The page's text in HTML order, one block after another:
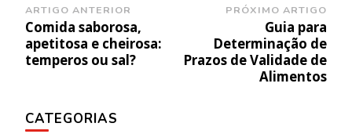
Navegação
de
post
ARTIGO ANTERIOR
Comida saborosa,
apetitosa e cheirosa:
temperos ou sal?
PRÓXIMO ARTIGO
Guia para
Determinação de
Prazos de Validade de
Alimentos
CATEGORIAS